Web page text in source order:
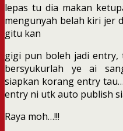
lepas tu dia makan
mengunyah belah kiri jer
gitu kan
gigi pun boleh jadi
bersyukurlah ye ai
siapkan korang entry
entry ni utk auto publish
Raya moh…!!!